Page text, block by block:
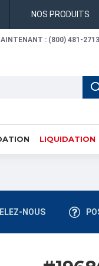
NOS PRODUITS
: (800) 481-2713
LIQUIDATION
NOUS